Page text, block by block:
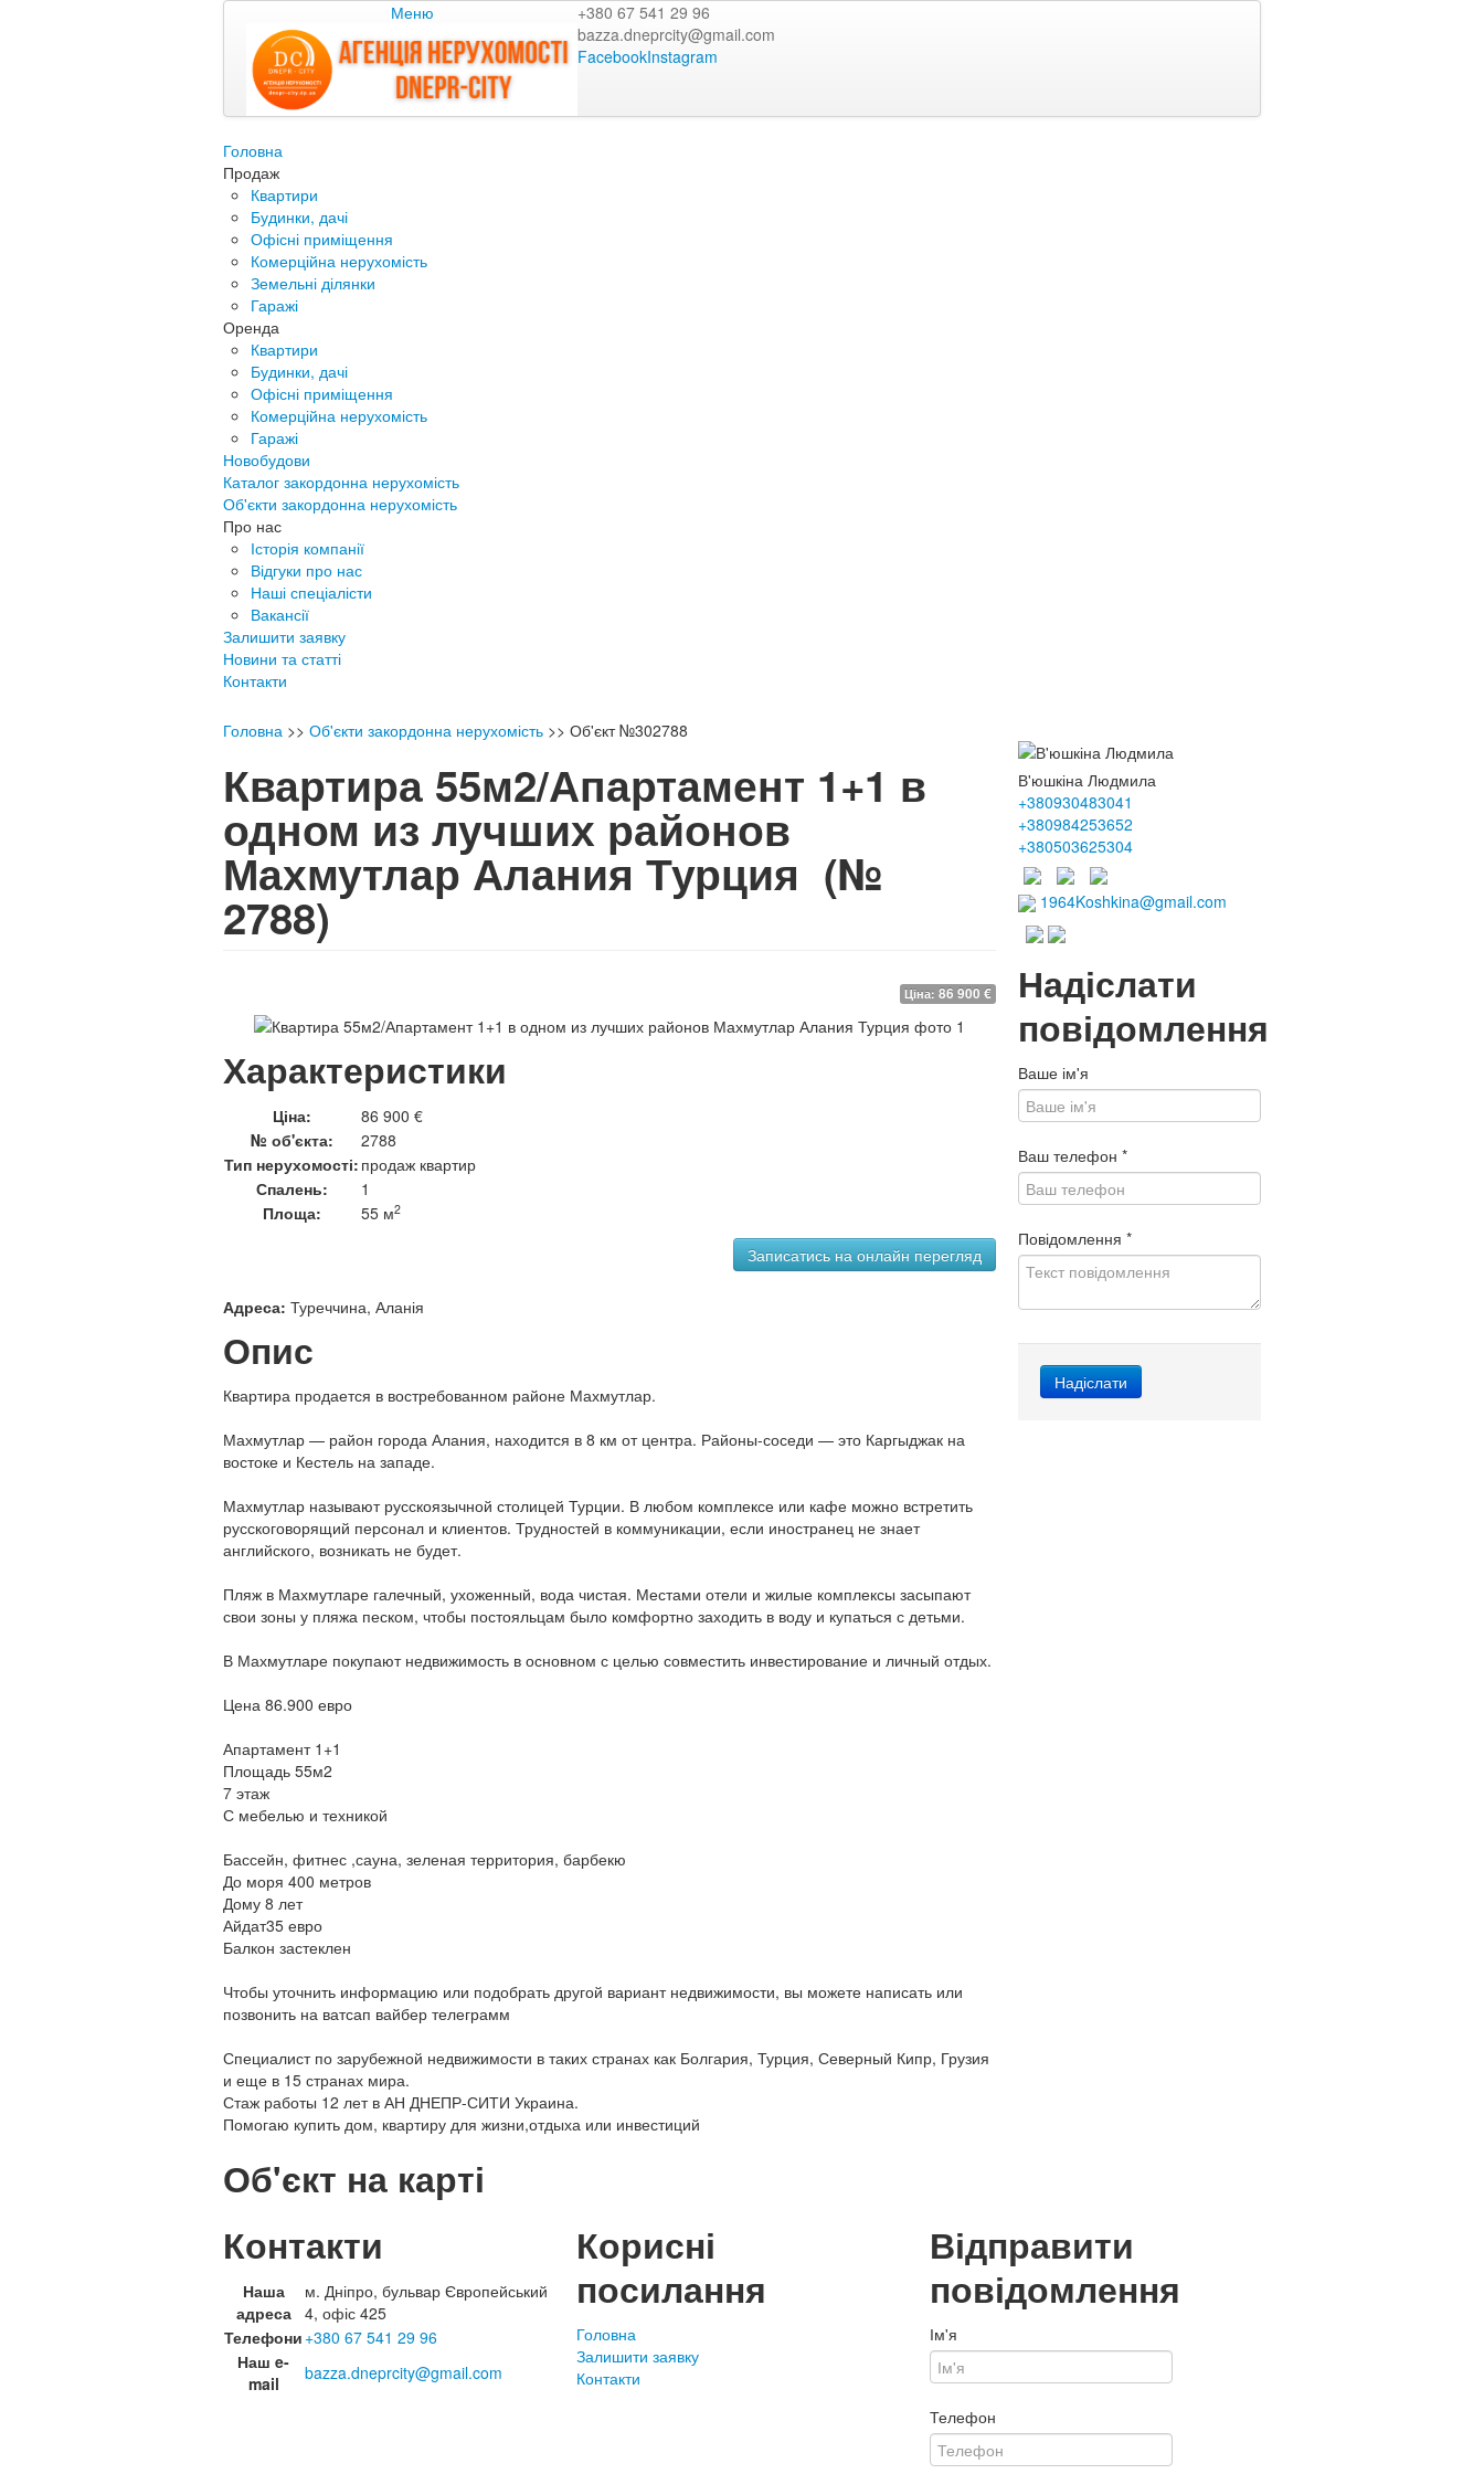
Меню
+380 67 541 29 96
bazza.dneprcity@gmail.com
FacebookInstagram
Головна
Продаж
Квартири
Будинки, дачі
Офісні приміщення
Комерційна нерухомість
Земельні ділянки
Гаражі
Оренда
Квартири
Будинки, дачі
Офісні приміщення
Комерційна нерухомість
Гаражі
Новобудови
Каталог закордонна нерухомість
Об'єкти закордонна нерухомість
Про нас
Історія компанії
Відгуки про нас
Наші спеціалісти
Вакансії
Залишити заявку
Новини та статті
Контакти
Головна >> Об'єкти закордонна нерухомість >> Об'єкт №302788
Квартира 55м2/Апартамент 1+1 в
одном из лучших районов
Махмутлар Алания Турция (№
2788)
Ціна: 86 900 €
Характеристики
Ціна:
86 900 €
№ об'єкта:
2788
Тип нерухомості: продаж квартир
Спалень:
1
Площа:
55 м2
Адреса: Туреччина, Аланія
Опис
Квартира продается в востребованном районе Махмутлар.
Махмутлар — район города Алания, находится в 8 км от центра. Районы-соседи — это Каргыджак на
востоке и Кестель на западе.
Махмутлар называют русскоязычной столицей Турции. В любом комплексе или кафе можно встретить
русскоговорящий персонал и клиентов. Трудностей в коммуникации, если иностранец не знает
английского, возникать не будет.
Пляж в Махмутларе галечный, ухоженный, вода чистая. Местами отели и жилые комплексы засыпают
свои зоны у пляжа песком, чтобы постояльцам было комфортно заходить в воду и купаться с детьми.
В Махмутларе покупают недвижимость в основном с целью совместить инвестирование и личный отдых.
Цена 86.900 евро
Апартамент 1+1
Площадь 55м2
7 этаж
С мебелью и техникой
Бассейн, фитнес ,сауна, зеленая территория, барбекю
До моря 400 метров
Дому 8 лет
Айдат35 евро
Балкон застеклен
Чтобы уточнить информацию или подобрать другой вариант недвижимости, вы можете написать или
позвонить на ватсап вайбер телеграмм
Специалист по зарубежной недвижимости в таких странах как Болгария, Турция, Северный Кипр, Грузия
и еще в 15 странах мира.
Стаж работы 12 лет в АН ДНЕПР-СИТИ Украина.
Помогаю купить дом, квартиру для жизни,отдыха или инвестиций
Об'єкт на карті
В'юшкіна Людмила
+380930483041
+380984253652
+380503625304
1964Koshkina@gmail.com
Надіслати
повідомлення
Ваше ім'я
Ваш телефон *
Повідомлення *
Контакти
Наша
адреса
м. Дніпро, бульвар Європейський
4, офіс 425
Телефони +380 67 541 29 96
Наш e-
mail
bazza.dneprcity@gmail.com
Корисні
посилання
Головна
Залишити заявку
Контакти
Відправити
повідомлення
Ім'я
Телефон